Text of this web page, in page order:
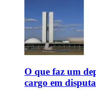
O que faz um
cargo em disputa